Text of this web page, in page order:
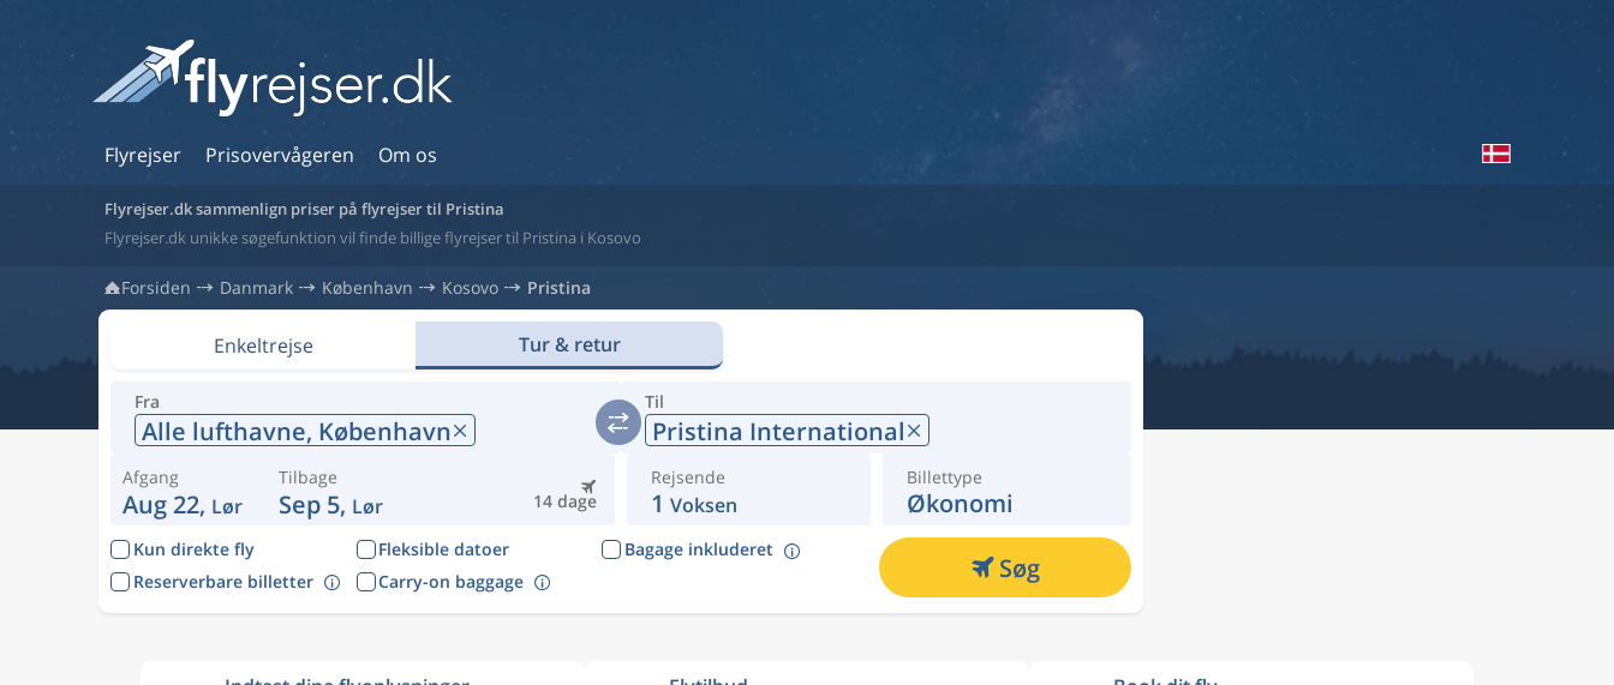
Flyrejser Prisovervågeren Om os
Flyrejser.dk sammenlign priser på flyrejser til Pristina
Flyrejser.dk unikke søgefunktion vil finde billige flyrejser til Pristina i Kosovo
Forsiden Danmark København Kosovo Pristina
Enkeltrejse Tur & retur
Fra
Alle lufthavne, København
Til
Pristina International
Afgang
Aug 22, Lør 14 dage
Tilbage
Sep 5, Lør
Rejsende
1 Voksen
Billettype
Økonomi
Kun direkte fly Fleksible datoer
Bagage inkluderet
Reserverbare billetter
Carry-on baggage Søg